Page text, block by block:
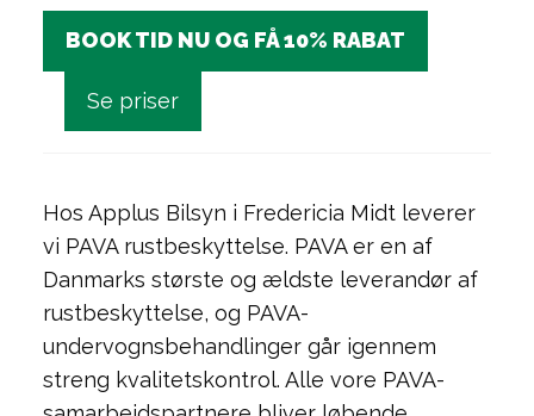
BOOK TID NU OG FÅ 10% RABAT
Se priser
Hos Applus Bilsyn i Fredericia Midt leverer
vi PAVA rustbeskyttelse. PAVA er en af
Danmarks største og ældste leverandør af
rustbeskyttelse, og PAVA-
undervognsbehandlinger går igennem
streng kvalitetskontrol. Alle vore PAVA-